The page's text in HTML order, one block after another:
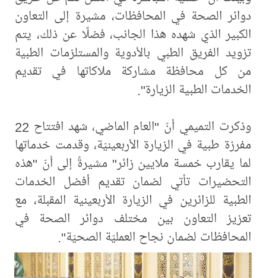
دوائر الصحة في المحافظات، مشيرة إلى التعاون
الكبير الذي شهده هذا الجانب، فضلًا عن ذلك، يتم
تزويد الفريق الطبي بالأدوية والمستلزمات الطبية
من كل محافظة مشاركة ملاكاتها في تقديم
الخدمات الطبية الزيارة".
وذكرت التميمي أنّ "العام الماضي، شهد افتتاح 22
مفرزة طبية في الزيارة الأربعينيّة، وقدمت خدماتها
لما يقارب خمسة ملايين زائر" مشيرةً إلى أنّ "هذه
التحضيرات تأتي لضمان تقديم أفضل الخدمات
الطبية للزائرين في الزيارة الأربعينية المقبلة، مع
تعزيز التعاون بين مختلف دوائر الصحة في
المحافظات لضمان نجاح العمليّة الصحيّة".